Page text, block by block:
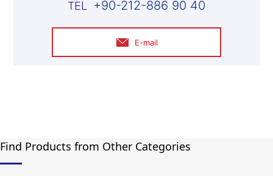
+90-212-886 90 40
E-mail
Find Products from Other Categories